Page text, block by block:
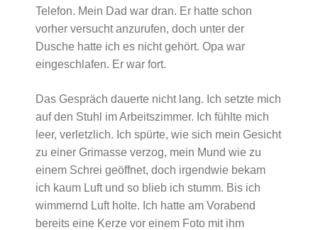
Telefon. Mein Dad war dran. Er hatte schon
vorher versucht anzurufen, doch unter der
Dusche hatte ich es nicht gehört. Opa war
eingeschlafen. Er war fort.
Das Gespräch dauerte nicht lang. Ich setzte mich
auf den Stuhl im Arbeitszimmer. Ich fühlte mich
leer, verletzlich. Ich spürte, wie sich mein Gesicht
zu einer Grimasse verzog, mein Mund wie zu
einem Schrei geöffnet, doch irgendwie bekam
ich kaum Luft und so blieb ich stumm. Bis ich
wimmernd Luft holte. Ich hatte am Vorabend
bereits eine Kerze vor einem Foto mit ihm